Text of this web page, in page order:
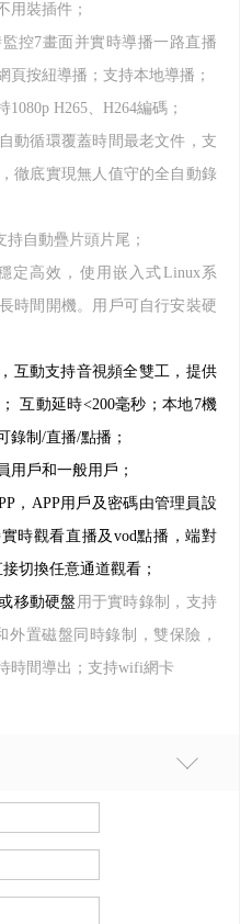
用裝插件；
控7畫面并實時導播一路直播
頁按紐導播；支持本地導播；
H265、H264編碼；
動循環覆蓋時間最老文件，支
徹底實現無人值守的全自動錄
持自動疊片頭片尾；
定高效，使用嵌入式Linux系
時間開機。用戶可自行安裝硬
互動支持音視頻全雙工，提供
互動延時<200毫秒；本地7機
錄制/直播/點播；
戶和一般用戶；
，APP用戶及密碼由管理員設
時觀看直播及vod點播，端對
切換任意通道觀看；
移動硬盤 用于實時錄制，支持
外置磁盤同時錄制，雙保險，
時間導出；支持wifi網卡